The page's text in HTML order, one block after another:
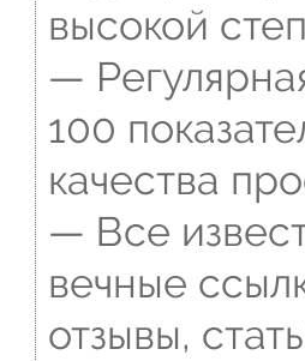
высокой
—
100
качества
— Все
вечные
отзывы,